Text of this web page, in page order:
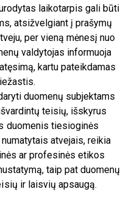
laikotarpis gali būti
atsižvelgiant į prašymų
per vieną mėnesį nuo
valdytojas informuoja
kartu pateikdamas
duomenų subjektams
teisių, išskyrus
duomenis tiesioginės
atvejais, reikia
ar profesinės etikos
taip pat duomenų
ir laisvių apsaugą.